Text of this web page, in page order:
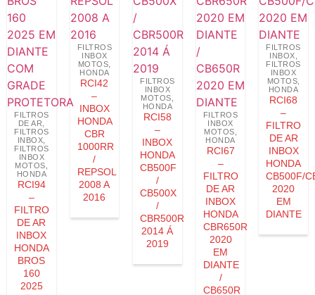
FILTROS
DE AR
FILTROS
INBOX
FILTROS
INBOX
MOTOS
HONDA
RCI94
–
FILTRO
DE AR
INBOX
HONDA
BROS
160
2025
FILTROS
INBOX
MOTOS
HONDA
RCI42
–
INBOX
HONDA
CBR
1000RR
/
REPSOL
2008 A
2016
FILTROS
INBOX
MOTOS
HONDA
RCI58
–
INBOX
HONDA
CB500F
/
CB500X
/
CBR500R
2014 Á
2019
FILTROS
INBOX
MOTOS
HONDA
RCI67
–
FILTRO
DE AR
INBOX
HONDA
CBR650R
2020
EM
DIANTE
/
CB650R
FILTROS
INBOX
FILTROS
INBOX
MOTOS
HONDA
RCI68
–
FILTRO
DE AR
INBOX
HONDA
CB500F/
2020
EM
DIANTE